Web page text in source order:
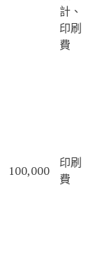
計、
印刷
費
100,000
印刷
費